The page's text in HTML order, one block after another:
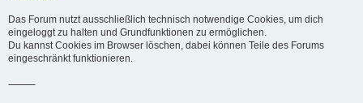
Das Forum nutzt ausschließlich technisch notwendige Cookies, um dich
eingeloggt zu halten und Grundfunktionen zu ermöglichen.
Du kannst Cookies im Browser löschen, dabei können Teile des Forums
eingeschränkt funktionieren.
⸻